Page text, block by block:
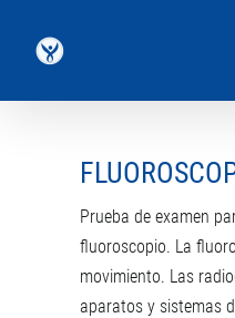
Prueba de examen
fluoroscopio. La
movimiento. Las
aparatos y sistemas